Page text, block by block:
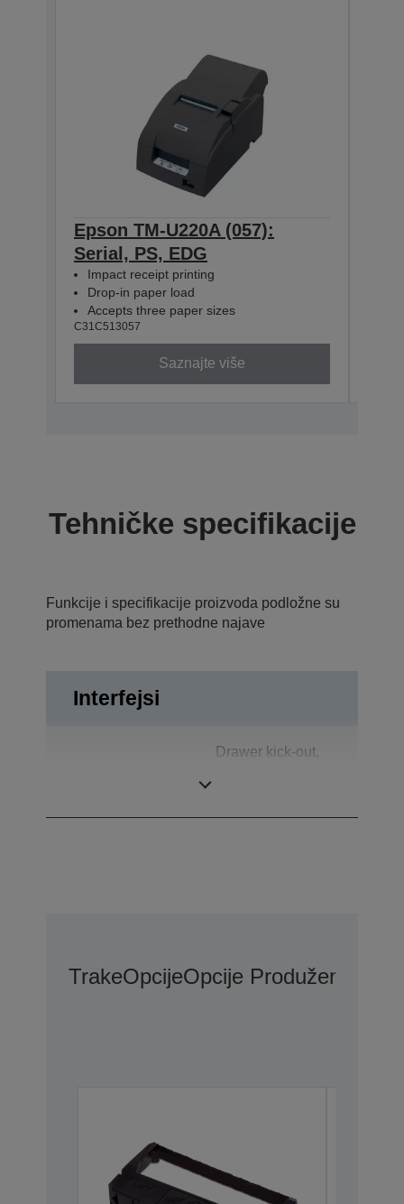
Epson TM-U220A (057):
Serial, PS, EDG
Impact receipt printing
Drop-in paper load
Accepts three paper sizes
C31C513057
Saznajte više
Tehničke specifikacije
Funkcije i specifikacije proizvoda podložne su
promenama bez prethodne najave
Interfejsi
Drawer kick-out,
TrakeOpcijeOpcije Produžene